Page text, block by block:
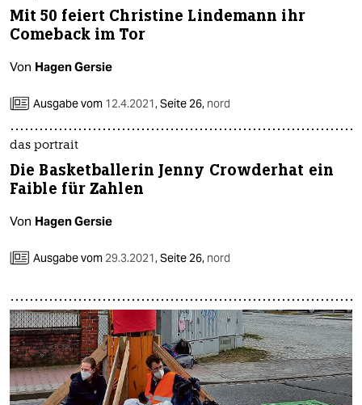
unterstützen
abo
genossenschaft
epaper login
Mit 50 feiert Christine Lindemann ihr
Comeback im Tor
Von Hagen Gersie
Ausgabe vom 12.4.2021,Seite 26, nord
das portrait
Die Basketballerin Jenny Crowderhat ein
Faible für Zahlen
Von Hagen Gersie
Ausgabe vom 29.3.2021,Seite 26, nord